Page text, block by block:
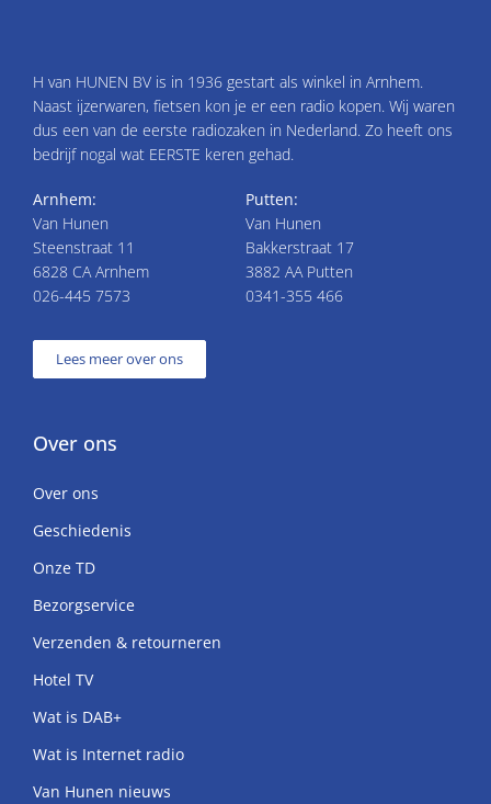
H van HUNEN BV is in 1936 gestart als winkel in Arnhem.
Naast ijzerwaren, fietsen kon je er een radio kopen. Wij waren
dus een van de eerste radiozaken in Nederland. Zo heeft ons
bedrijf nogal wat EERSTE keren gehad.
Arnhem:
Van Hunen
Steenstraat 11
6828 CA Arnhem
026-445 7573
Putten:
Van Hunen
Bakkerstraat 17
3882 AA Putten
0341-355 466
Lees meer over ons
Over ons
Over ons
Geschiedenis
Onze TD
Bezorgservice
Verzenden & retourneren
Hotel TV
Wat is DAB+
Wat is Internet radio
Van Hunen nieuws